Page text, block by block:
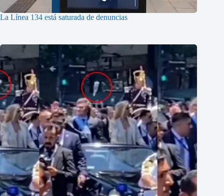
La Línea 134 está saturada de denuncias